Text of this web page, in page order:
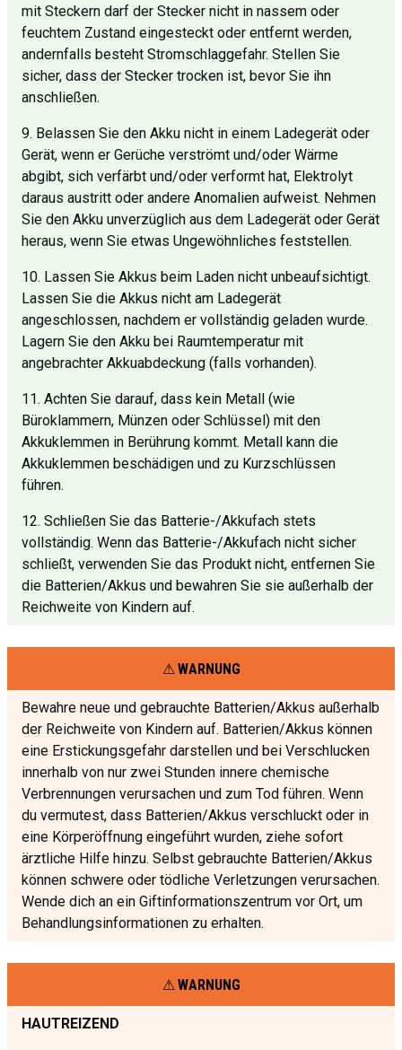
mit Steckern darf der Stecker nicht in nassem oder
feuchtem Zustand eingesteckt oder entfernt werden,
andernfalls besteht Stromschlaggefahr. Stellen Sie
sicher, dass der Stecker trocken ist, bevor Sie ihn
anschließen.
9. Belassen Sie den Akku nicht in einem Ladegerät oder
Gerät, wenn er Gerüche verströmt und/oder Wärme
abgibt, sich verfärbt und/oder verformt hat, Elektrolyt
daraus austritt oder andere Anomalien aufweist. Nehmen
Sie den Akku unverzüglich aus dem Ladegerät oder Gerät
heraus, wenn Sie etwas Ungewöhnliches feststellen.
10. Lassen Sie Akkus beim Laden nicht unbeaufsichtigt.
Lassen Sie die Akkus nicht am Ladegerät
angeschlossen, nachdem er vollständig geladen wurde.
Lagern Sie den Akku bei Raumtemperatur mit
angebrachter Akkuabdeckung (falls vorhanden).
11. Achten Sie darauf, dass kein Metall (wie
Büroklammern, Münzen oder Schlüssel) mit den
Akkuklemmen in Berührung kommt. Metall kann die
Akkuklemmen beschädigen und zu Kurzschlüssen
führen.
12. Schließen Sie das Batterie-/Akkufach stets
vollständig. Wenn das Batterie-/Akkufach nicht sicher
schließt, verwenden Sie das Produkt nicht, entfernen Sie
die Batterien/Akkus und bewahren Sie sie außerhalb der
Reichweite von Kindern auf.
WARNUNG
Bewahre neue und gebrauchte Batterien/Akkus außerhalb
der Reichweite von Kindern auf. Batterien/Akkus können
eine Erstickungsgefahr darstellen und bei Verschlucken
innerhalb von nur zwei Stunden innere chemische
Verbrennungen verursachen und zum Tod führen. Wenn
du vermutest, dass Batterien/Akkus verschluckt oder in
eine Körperöffnung eingeführt wurden, ziehe sofort
ärztliche Hilfe hinzu. Selbst gebrauchte Batterien/Akkus
können schwere oder tödliche Verletzungen verursachen.
Wende dich an ein Giftinformationszentrum vor Ort, um
Behandlungsinformationen zu erhalten.
WARNUNG
HAUTREIZEND